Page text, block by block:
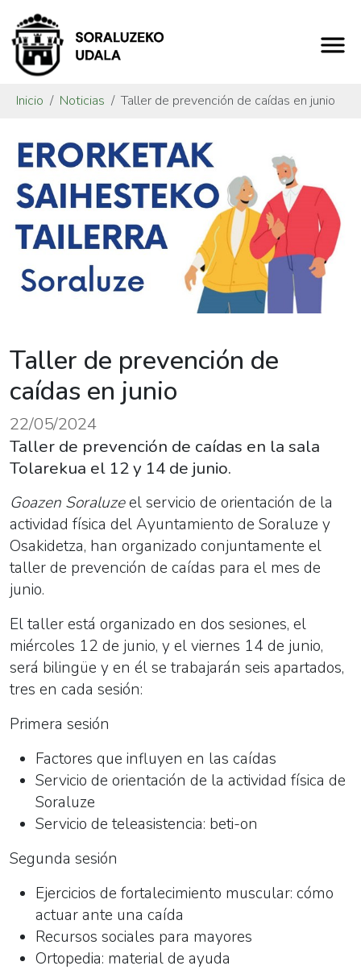
Inicio Noticias Taller de prevención de caídas en junio
Taller de prevención de
caídas en junio
22/05/2024
Taller de prevención de caídas en la sala
Tolarekua el 12 y 14 de junio.
Goazen Soraluzeel servicio de orientación de la
actividad física del Ayuntamiento de Soraluze y
Osakidetza, han organizado conjuntamente el
taller de prevención de caídas para el mes de
junio.
El taller está organizado en dos sesiones, el
miércoles 12 de junio, y el viernes 14 de junio,
será bilingüe y en él se trabajarán seis apartados,
tres en cada sesión:
Primera sesión
Factores que influyen en las caídas
Servicio de orientación de la actividad física de
Soraluze
Servicio de teleasistencia: beti-on
Segunda sesión
Ejercicios de fortalecimiento muscular: cómo
actuar ante una caída
Recursos sociales para mayores
Ortopedia: material de ayuda